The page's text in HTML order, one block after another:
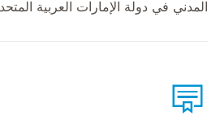
المدني في دولة الإمارات العربية